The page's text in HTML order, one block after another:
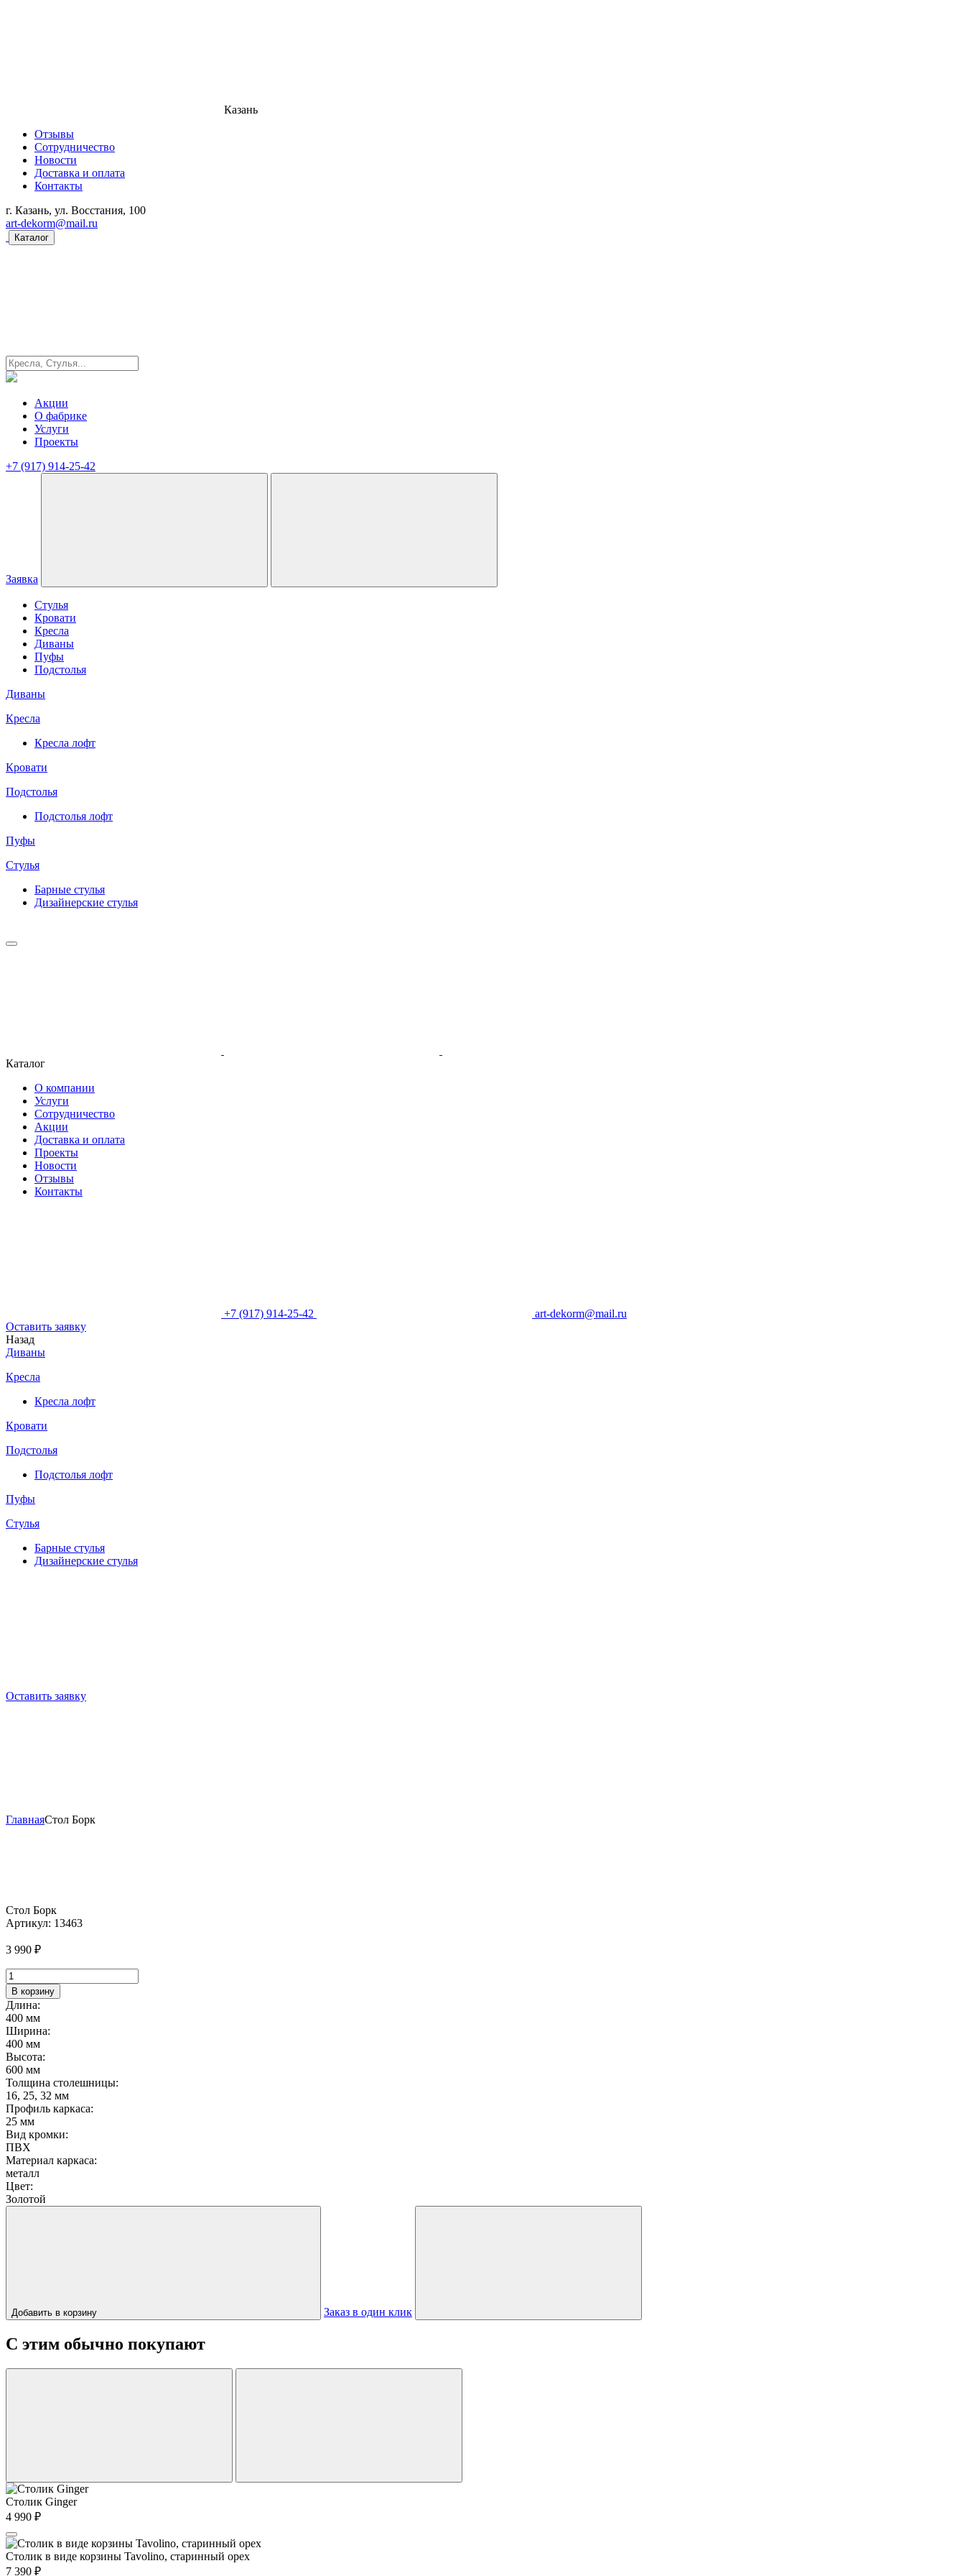
Казань
Отзывы
Сотрудничество
Новости
Доставка и оплата
Контакты
г. Казань, ул. Восстания, 100
art-dekorm@mail.ru
Каталог
Акции
О фабрике
Услуги
Проекты
+7 (917) 914-25-42
Заявка
Стулья
Кровати
Кресла
Диваны
Пуфы
Подстолья
Диваны
Кресла
Кресла лофт
Кровати
Подстолья
Подстолья лофт
Пуфы
Стулья
Барные cтулья
Дизайнерские cтулья
Каталог
О компании
Услуги
Сотрудничество
Акции
Доставка и оплата
Проекты
Новости
Отзывы
Контакты
+7 (917) 914-25-42
art-dekorm@mail.ru
Оставить заявку
Назад
Диваны
Кресла
Кресла лофт
Кровати
Подстолья
Подстолья лофт
Пуфы
Стулья
Барные cтулья
Дизайнерские cтулья
Оставить заявку
ГлавнаяСтол Борк
Стол Борк
Артикул: 13463
3 990 ₽
Количество
товара
Стол
Борк
В корзину
Длина:
400 мм
Ширина:
400 мм
Высота:
600 мм
Толщина столешницы:
16, 25, 32 мм
Профиль каркаса:
25 мм
Вид кромки:
ПВХ
Материал каркаса:
металл
Цвет:
Золотой
Добавить в корзину Заказ в один клик
С этим обычно покупают
Столик Ginger
4 990 ₽
Столик в виде корзины Tavolino, старинный орех
7 390 ₽